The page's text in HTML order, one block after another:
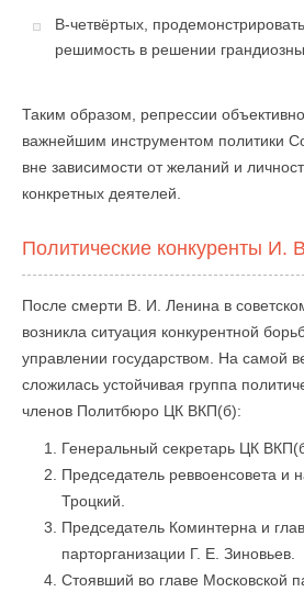
В-четвёртых,
решимость в решении
Таким образом, репрессии
важнейшим инструментом политики
вне зависимости от желаний и
конкретных деятелей.
Политические конкуренты И.
После смерти В. И. Ленина в
возникла ситуация конкурентной
управлении государством. На самой
сложилась устойчивая группа
членов Политбюро ЦК ВКП(б):
Генеральный секретарь ЦК
Председатель реввоенсовета и
Троцкий.
Председатель Коминтерна и
парторганизации Г. Е. Зиновьев.
Стоявший во главе Московской